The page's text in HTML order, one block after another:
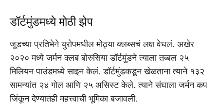
डॉर्टमुंडमध्ये मोठी झेप
जूडच्या प्रतिभेने युरोपमधील मोठ्या क्लब्सचं लक्ष वेधलं. अखेर
२०२० मध्ये जर्मन क्लब बोरुसिया डॉर्टमुंडने त्याला तब्बल २५
मिलियन पाउंडमध्ये साइन केलं. डॉर्टमुंडकडून खेळताना त्याने १३२
सामन्यांत २४ गोल आणि २५ असिस्ट केले. त्याने संघाला जर्मन कप
जिंकून देण्यातही महत्त्वाची भूमिका बजावली.